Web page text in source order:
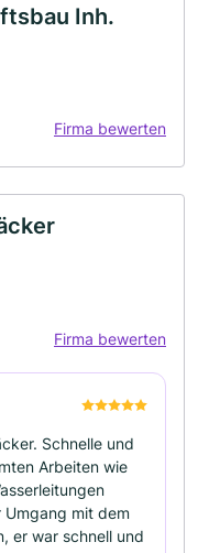
Inh.
Firma bewerten
Firma bewerten
Schnelle und
Arbeiten wie
Umgang mit dem
er war schnell und